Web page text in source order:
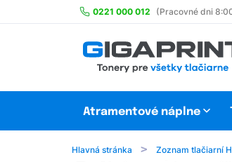
0221 000 012 (Pracovné dni
Atramentové náplne
Hlavná stránka Zoznam tlačiarní